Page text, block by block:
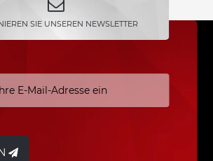
SIE UNSEREN NEWSLETTER